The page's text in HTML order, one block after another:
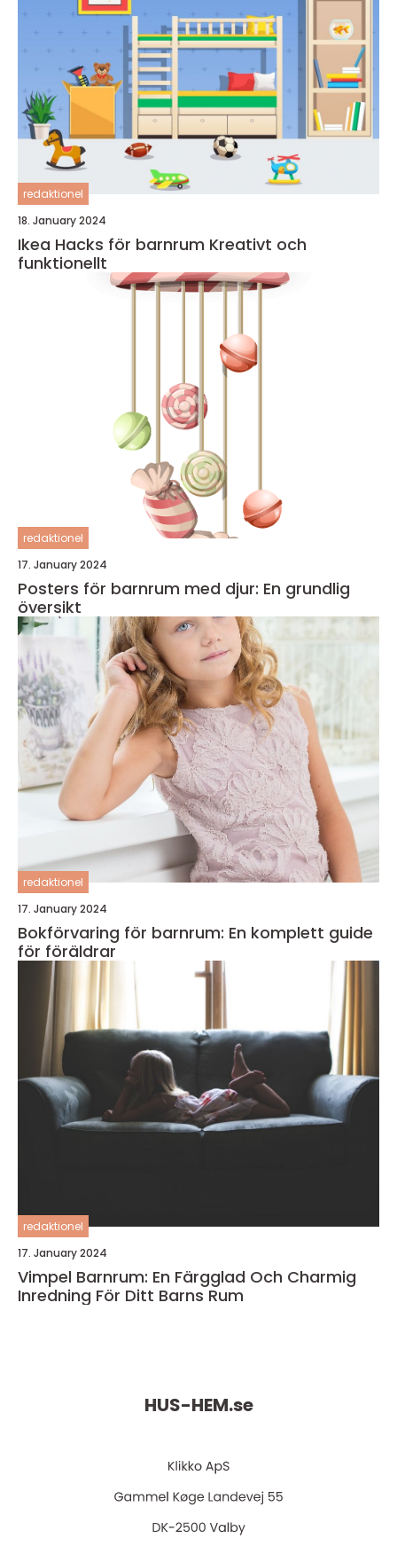
redaktionel
18. January 2024
Ikea Hacks för barnrum Kreativt och
funktionellt
redaktionel
17. January 2024
Posters för barnrum med djur: En grundlig
översikt
redaktionel
17. January 2024
Bokförvaring för barnrum: En komplett guide
för föräldrar
redaktionel
17. January 2024
Vimpel Barnrum: En Färgglad Och Charmig
Inredning För Ditt Barns Rum
HUS-HEM.se